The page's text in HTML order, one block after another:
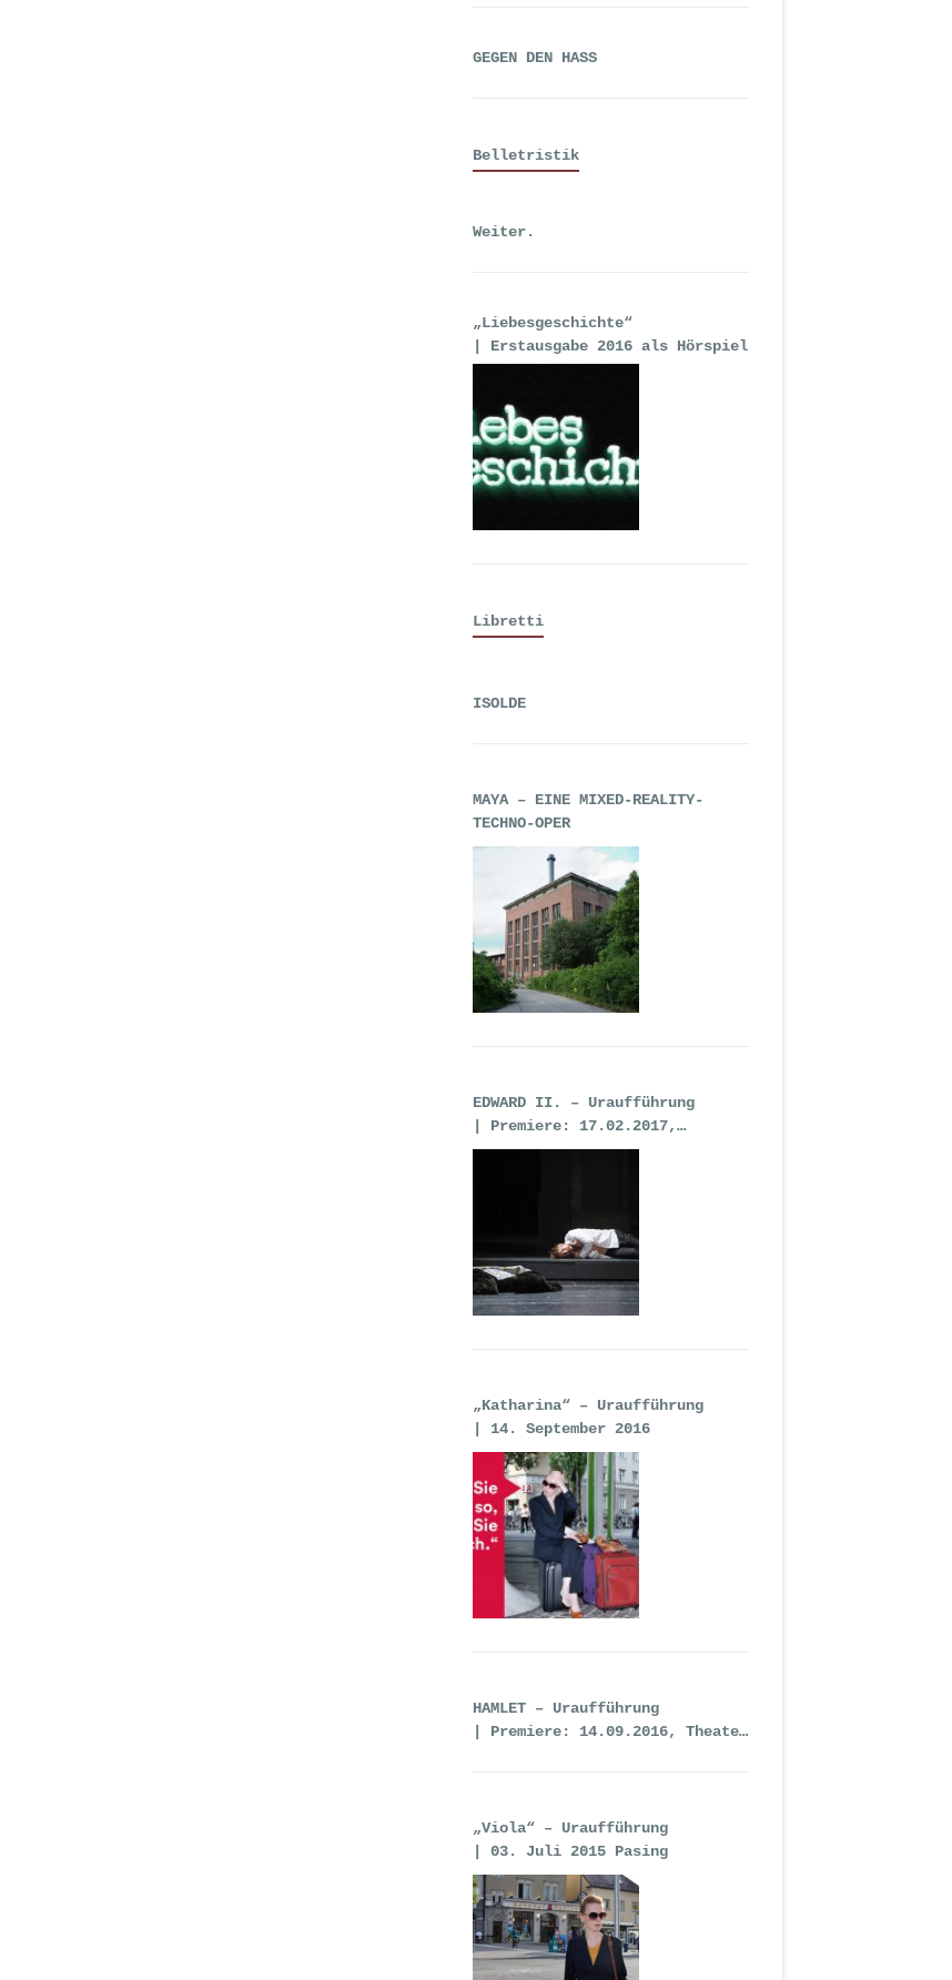
GEGEN DEN HASS
Belletristik
Weiter.
„Liebesgeschichte“
| Erstausgabe 2016 als Hörspiel
Libretti
ISOLDE
MAYA – EINE MIXED-REALITY-
TECHNO-OPER
EDWARD II. – Uraufführung
| Premiere: 17.02.2017,
Deutsche Oper Berlin
„Katharina“ – Uraufführung
| 14. September 2016
HAMLET – Uraufführung
| Premiere: 14.09.2016, Theater
„Viola“ – Uraufführung
| 03. Juli 2015 Pasing